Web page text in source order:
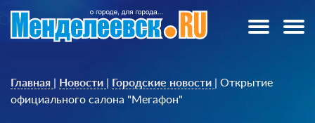
Главная | Новости | Городские новости | Открытие
официального салона "Мегафон"